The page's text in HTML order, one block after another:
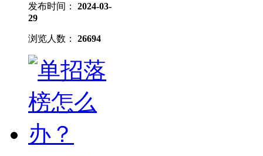
发布时间： 2024-03-
29
浏览人数： 26694